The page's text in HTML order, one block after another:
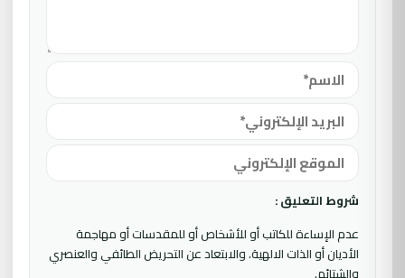
شروط التعليق :
عدم الإساءة للكاتب أو للأشخاص أو للمقدسات أو مهاجمة
الأديان أو الذات الالهية. والابتعاد عن التحريض الطائفي والعنصري
والشتائم.